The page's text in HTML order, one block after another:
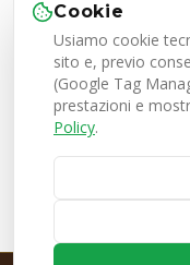
Orari
Lun-Ven 9:00-20:30
Sab 9:00-13:00 /
© 2026 SMASH
Cookie
Usiamo cookie
sito e, previo
(Google Tag
prestazioni e
Policy.